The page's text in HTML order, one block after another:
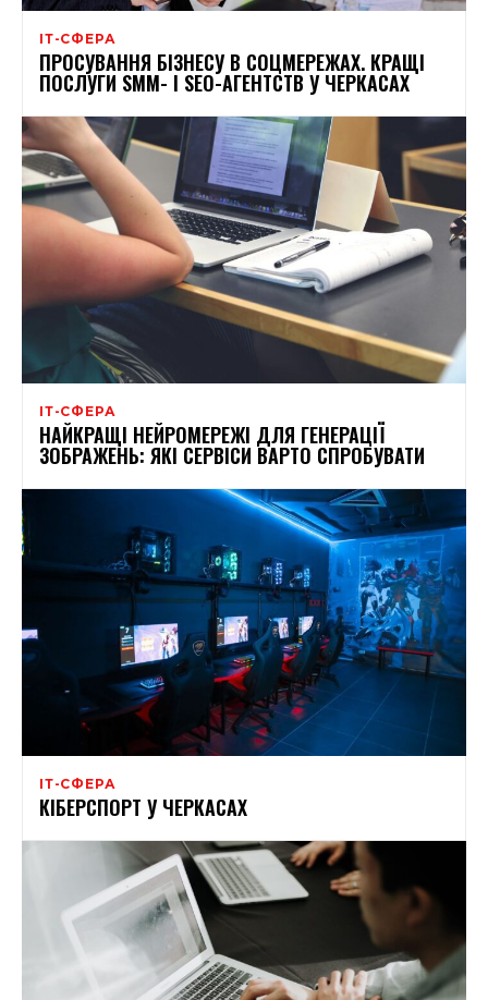
ІТ-СФЕРА
ПРОСУВАННЯ БІЗНЕСУ В СОЦМЕРЕЖАХ. КРАЩІ
ПОСЛУГИ SMM- І SEO-АГЕНТСТВ У ЧЕРКАСАХ
ІТ-СФЕРА
НАЙКРАЩІ НЕЙРОМЕРЕЖІ ДЛЯ ГЕНЕРАЦІЇ
ЗОБРАЖЕНЬ: ЯКІ СЕРВІСИ ВАРТО СПРОБУВАТИ
ІТ-СФЕРА
КІБЕРСПОРТ У ЧЕРКАСАХ